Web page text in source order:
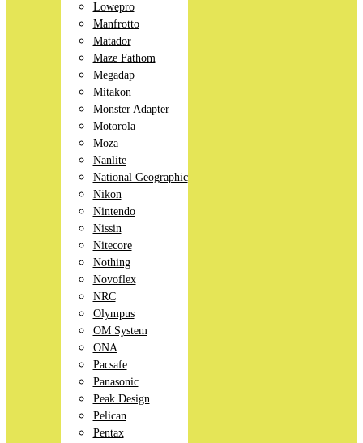
Lowepro
Manfrotto
Matador
Maze Fathom
Megadap
Mitakon
Monster Adapter
Motorola
Moza
Nanlite
National Geographic
Nikon
Nintendo
Nissin
Nitecore
Nothing
Novoflex
NRC
Olympus
OM System
ONA
Pacsafe
Panasonic
Peak Design
Pelican
Pentax